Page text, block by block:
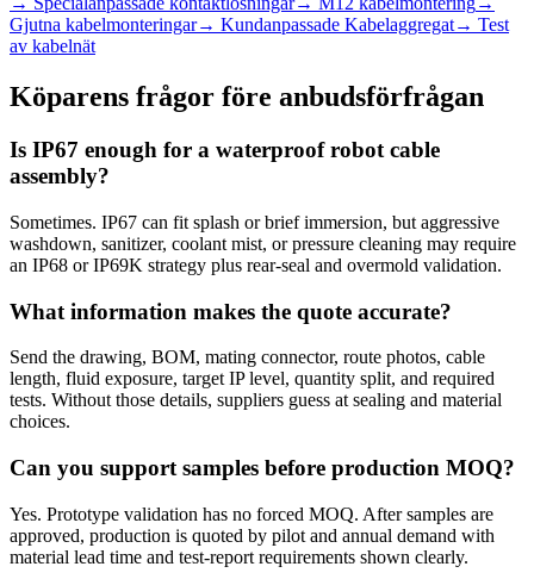
Gjutna kabelmonteringar→ Kundanpassade Kabelaggregat→ Test
av kabelnät
Köparens frågor före anbudsförfrågan
Is IP67 enough for a waterproof robot cable
assembly?
Sometimes. IP67 can fit splash or brief immersion, but aggressive
washdown, sanitizer, coolant mist, or pressure cleaning may require
an IP68 or IP69K strategy plus rear-seal and overmold validation.
What information makes the quote accurate?
Send the drawing, BOM, mating connector, route photos, cable
length, fluid exposure, target IP level, quantity split, and required
tests. Without those details, suppliers guess at sealing and material
choices.
Can you support samples before production MOQ?
Yes. Prototype validation has no forced MOQ. After samples are
approved, production is quoted by pilot and annual demand with
material lead time and test-report requirements shown clearly.